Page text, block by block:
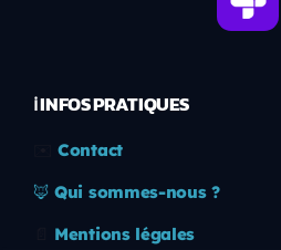
ℹ️ INFOS PRATIQUES
Contact
🦊 Qui sommes-nous ?
Mentions légales